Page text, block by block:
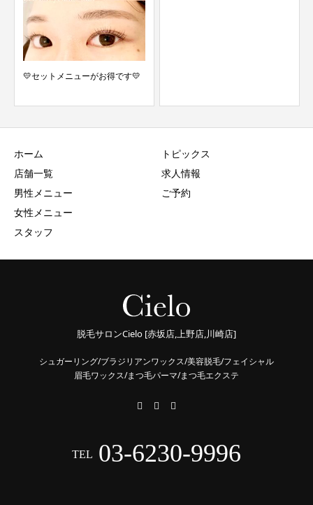
ホーム
店舗一覧
男性メニュー
女性メニュー
スタッフ
トピックス
求人情報
ご予約
脱毛サロンCielo [赤坂店,上野店,川崎店]
シュガーリング/ブラジリアンワックス/美容脱毛/フェイシャル
眉毛ワックス/まつ毛パーマ/まつ毛エクステ
TEL 03-6230-9996